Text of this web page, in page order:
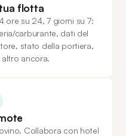
flotta
ore su 24, 7 giorni su 7:
carburante, dati del
stato della portiera,
altro ancora.
Collabora con hotel